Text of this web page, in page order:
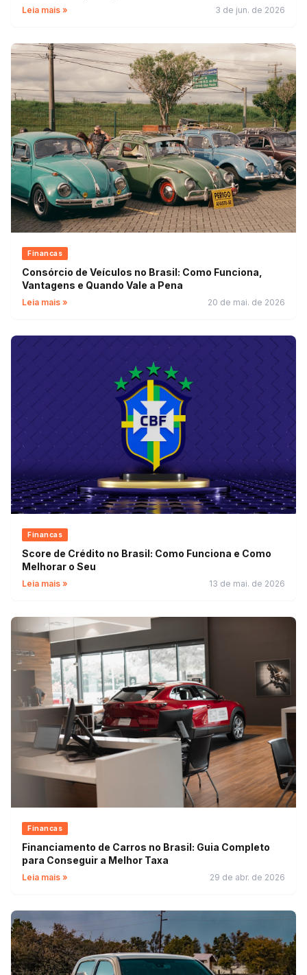
Leia mais » 3 de jun. de 2026
Financas
Consórcio de Veículos no Brasil: Como Funciona,
Vantagens e Quando Vale a Pena
Leia mais » 20 de mai. de 2026
Financas
Score de Crédito no Brasil: Como Funciona e Como
Melhorar o Seu
Leia mais » 13 de mai. de 2026
Financas
Financiamento de Carros no Brasil: Guia Completo
para Conseguir a Melhor Taxa
Leia mais » 29 de abr. de 2026